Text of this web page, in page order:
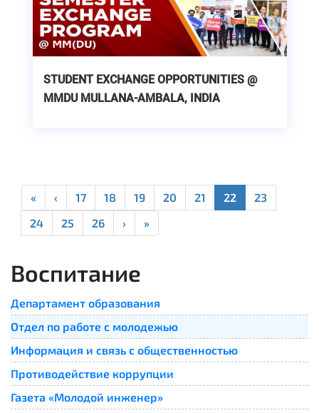
STUDENT EXCHANGE OPPORTUNITIES @
MMDU MULLANA-AMBALA, INDIA
« ‹ 17 18 19 20 21 22
23
24
25 26 › »
Воспитание
Департамент образования
Отдел по работе с молодежью
Информация и связь с общественностью
Противодействие коррупции
Газета «Молодой инженер»